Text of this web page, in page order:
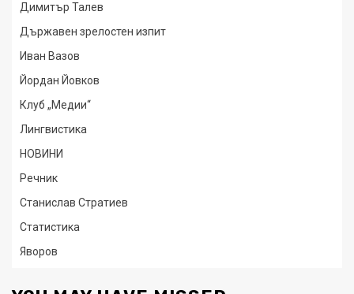
Димитър Талев
Държавен зрелостен изпит
Иван Вазов
Йордан Йовков
Клуб „Медии“
Лингвистика
НОВИНИ
Речник
Станислав Стратиев
Статистика
Яворов